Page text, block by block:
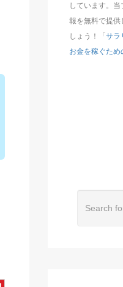
しています。
報を無料で提供
しょう！「 サラ
お金を稼ぐため